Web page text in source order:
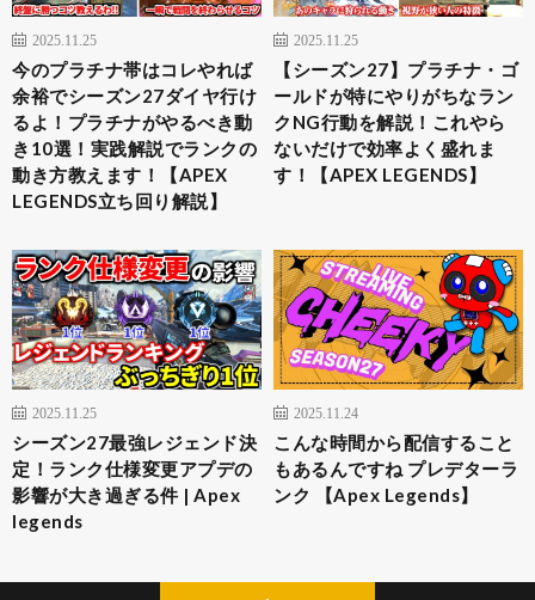
2025.11.25
今のプラチナ帯はコレやれば
余裕でシーズン27ダイヤ行け
るよ！プラチナがやるべき動
き10選！実践解説でランクの
動き方教えます！【APEX
LEGENDS立ち回り解説】
2025.11.25
【シーズン27】プラチナ・ゴ
ールドが特にやりがちなラン
クNG行動を解説！これやら
ないだけで効率よく盛れま
す！【APEX LEGENDS】
2025.11.25
シーズン27最強レジェンド決
定！ランク仕様変更アプデの
影響が大き過ぎる件 | Apex
legends
2025.11.24
こんな時間から配信すること
もあるんですね プレデターラ
ンク 【Apex Legends】